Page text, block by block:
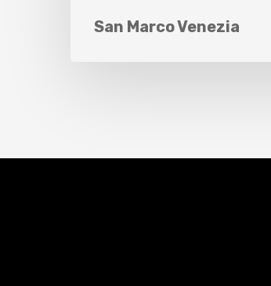
San Marco Venezia